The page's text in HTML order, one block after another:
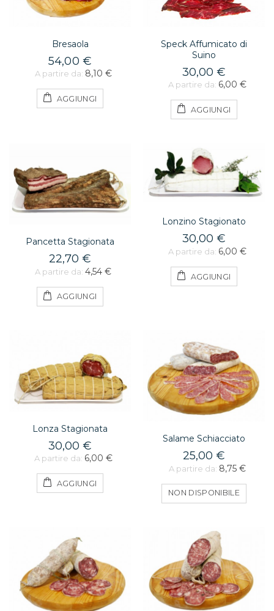
Bresaola
54,00 €
A partire da: 8,10 €
AGGIUNGI
Speck Affumicato di
Suino
30,00 €
A partire da: 6,00 €
AGGIUNGI
Pancetta Stagionata
22,70 €
A partire da: 4,54 €
AGGIUNGI
Lonzino Stagionato
30,00 €
A partire da: 6,00 €
AGGIUNGI
Lonza Stagionata
30,00 €
A partire da: 6,00 €
AGGIUNGI
Salame Schiacciato
25,00 €
A partire da: 8,75 €
NON DISPONIBILE